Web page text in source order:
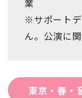
業
※サポート
ん。公演に
東京・春・